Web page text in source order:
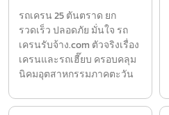
รถเครน 25 ตันตราด ยก
รวดเร็ว ปลอดภัย มั่นใจ รถ
เครนรับจ้าง.com ตัวจริงเรื่อง
เครนและรถเฮี๊ยบ ครอบคลุม
นิคมอุตสาหกรรมภาคตะวัน